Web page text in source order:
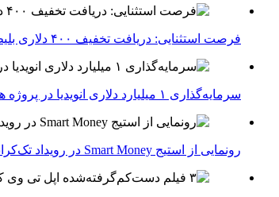
فرصت استثنایی: دریافت تخفیف ۴۰۰ دلاری بلیط کنفرانس تک‌کرانچ دیسراپت ۲۰۲۶
سرمایه‌گذاری ۱ میلیارد دلاری انویدیا در پروژه هوش مصنوعی ناور
رونمایی از استیج Smart Money در رویداد تک‌کرانچ دیسراپ ۲۰۲۶؛ بررسی آینده فین‌تک، پرداخت‌ ها و هوش مصنوعی